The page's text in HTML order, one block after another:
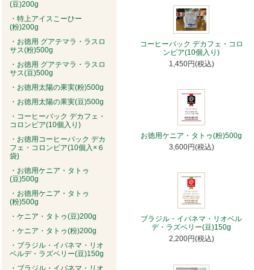
(豆)200g
・特上アイスこーひー
(粉)200g
・お徳用 グアテマラ・ラスロ
サス(粉)500g
・お徳用 グアテマラ・ラスロ
サス(豆)500g
・お徳用太陽の果実(粉)500g
・お徳用太陽の果実(豆)500g
・コーヒーバック デカフェ・
コロンビア(10個入り)
・お徳用コーヒーバック デカ
フェ・コロンビア(10個入×６
袋)
・お徳用ケニア・タトゥ
(豆)500g
・お徳用ケニア・タトゥ
(粉)500g
・ケニア・タトゥ(豆)200g
・ケニア・タトゥ(粉)200g
・ブラジル・イパネマ・リオ
ベルデ・ラズベリー(豆)150g
・ブラジル・イパネマ・リオ
コーヒーバック デカフェ・コロ
ンビア(10個入り)
1,450円(税込)
お徳用ケニア・タトゥ(粉)500g
3,600円(税込)
ブラジル・イパネマ・リオベル
デ・ラズベリー(豆)150g
2,200円(税込)